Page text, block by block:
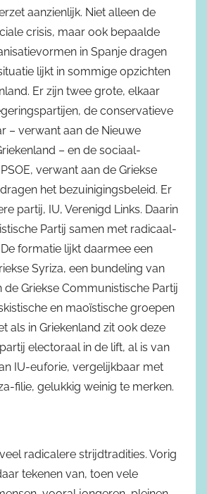
aanzienlijk. Niet alleen de
crisis, maar ook bepaalde
in Spanje dragen
lijkt in sommige opzichten
Er zijn twee grote, elkaar
de conservatieve
– verwant aan de Nieuwe
– en de sociaal-
verwant aan de Griekse
het bezuinigingsbeleid. Er
partij, IU, Verenigd Links. Daarin
Partij samen met radicaal-
formatie lijkt daarmee een
Syriza, een bundeling van
Griekse Communistische Partij
en maoïstische groepen
als in Griekenland zit ook deze
electoraal in de lift, al is van
IU-euforie, vergelijkbaar met
filie, gelukkig weinig te merken.
radicalere strijdtradities. Vorig
tekenen van, toen vele